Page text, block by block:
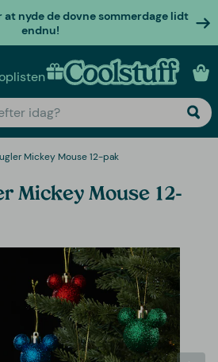
at nyde de dovne sommerdage lidt
endnu!
Personlige gaver
Mickey Mouse 12-pak
Mickey Mouse 12-